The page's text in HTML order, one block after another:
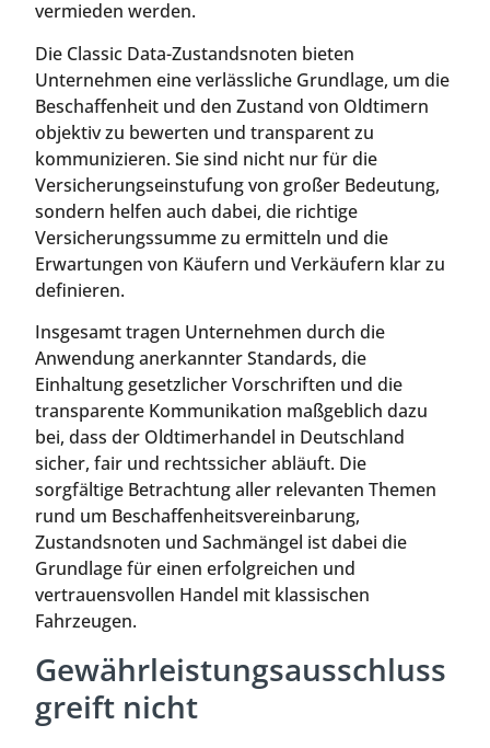
vermieden werden.
Die Classic Data-Zustandsnoten bieten
Unternehmen eine verlässliche Grundlage, um die
Beschaffenheit und den Zustand von Oldtimern
objektiv zu bewerten und transparent zu
kommunizieren. Sie sind nicht nur für die
Versicherungseinstufung von großer Bedeutung,
sondern helfen auch dabei, die richtige
Versicherungssumme zu ermitteln und die
Erwartungen von Käufern und Verkäufern klar zu
definieren.
Insgesamt tragen Unternehmen durch die
Anwendung anerkannter Standards, die
Einhaltung gesetzlicher Vorschriften und die
transparente Kommunikation maßgeblich dazu
bei, dass der Oldtimerhandel in Deutschland
sicher, fair und rechtssicher abläuft. Die
sorgfältige Betrachtung aller relevanten Themen
rund um Beschaffenheitsvereinbarung,
Zustandsnoten und Sachmängel ist dabei die
Grundlage für einen erfolgreichen und
vertrauensvollen Handel mit klassischen
Fahrzeugen.
Gewährleistungsausschluss
greift nicht